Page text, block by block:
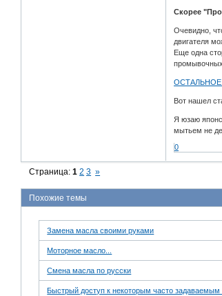
Скорее
Очевидно,
двигателя
Еще одна
ОСТАЛЬНОЕ
Вот нашел
Я юзаю
мытьем не
0
Страница:1 2 3 »
Похожие темы
Замена масла своими руками
Моторное масло...
Смена масла по русски
Быстрый доступ к некоторым часто задаваемым